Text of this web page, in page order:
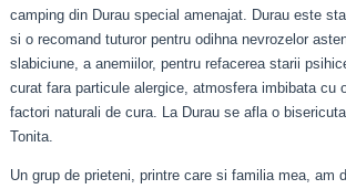
camping din Durau special amenajat. Durau este
si o recomand tuturor pentru odihna nevrozelor
slabiciune, a anemiilor, pentru refacerea starii
curat fara particule alergice, atmosfera imbibata cu
factori naturali de cura. La Durau se afla o
Tonita.
Un grup de prieteni, printre care si familia mea, am